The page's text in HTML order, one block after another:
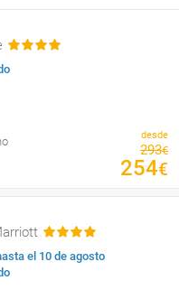
desde
293€
254€
el 10 de agosto